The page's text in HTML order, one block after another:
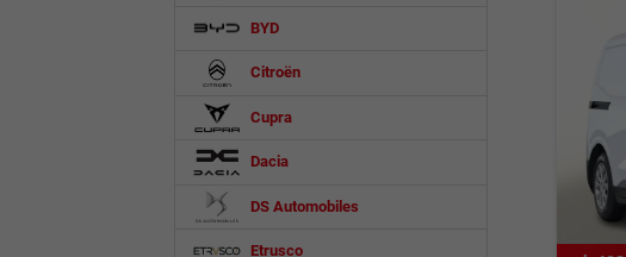
BYD
Citroën
Cupra
Dacia
DS Automobiles
Etrusco